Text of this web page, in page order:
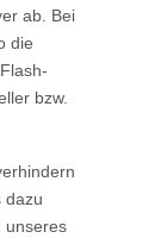
ab. Bei
die
bzw.
dazu
unseres